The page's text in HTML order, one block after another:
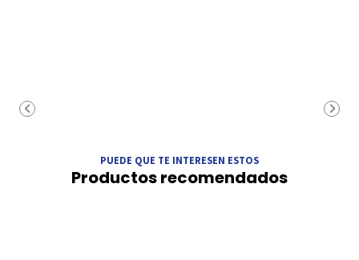
PUEDE QUE TE INTERESEN ESTOS
Productos recomendados